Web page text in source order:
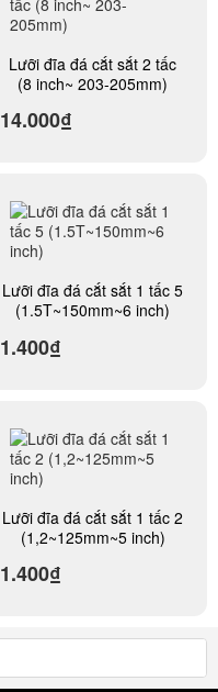
Lưỡi đĩa đá cắt sắt 2 tấc
(8 inch~ 203-205mm)
14.000₫
Lưỡi đĩa đá cắt sắt 1 tấc 5
(1.5T~150mm~6 inch)
1.400₫
Lưỡi đĩa đá cắt sắt 1 tấc 2
(1,2~125mm~5 inch)
1.400₫